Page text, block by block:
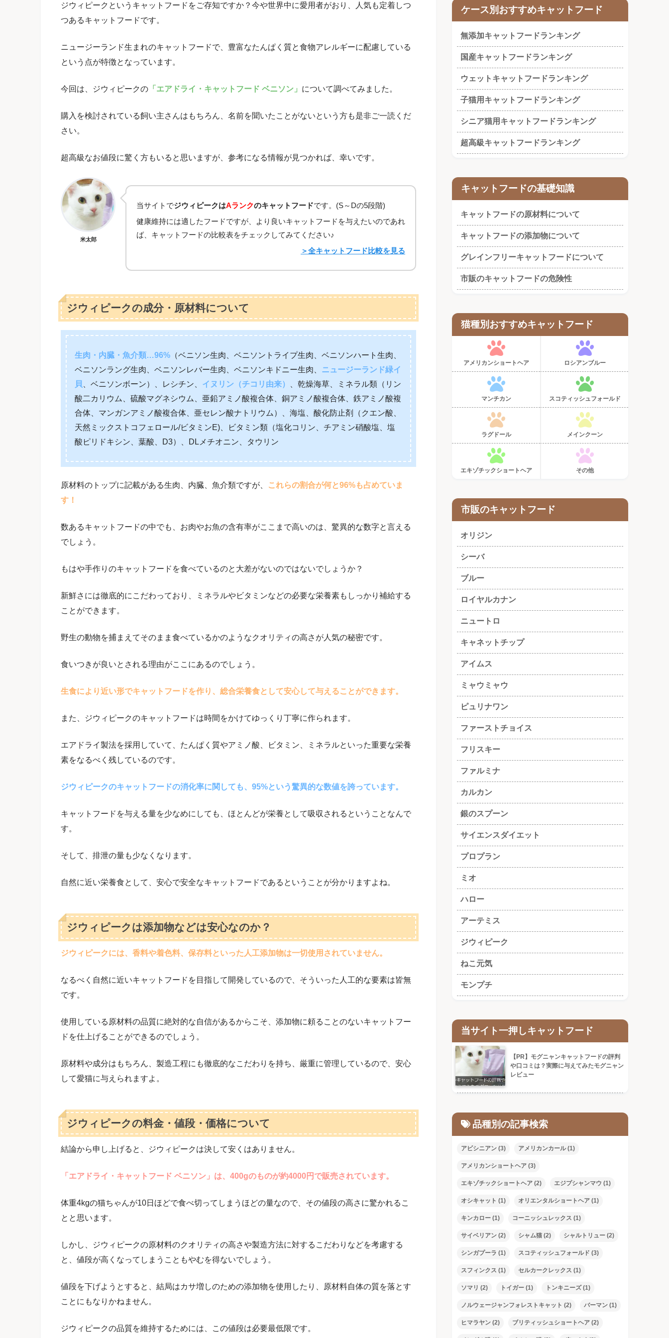
ジウィピークというキャットフードをご存知ですか？今や世界中に愛用者がおり、人気も定着しつ
つあるキャットフードです。
ニュージーランド生まれのキャットフードで、豊富なたんぱく質と食物アレルギーに配慮している
という点が特徴となっています。
今回は、ジウィピークの 「エアドライ・キャットフード ベニソン」 について調べてみました。
購入を検討されている飼い主さんはもちろん、名前を聞いたことがないという方も是非ご一読くだ
さい。
超高級なお値段に驚く方もいると思いますが、参考になる情報が見つかれば、幸いです。
米太郎
当サイトでジウィピークはAランクのキャットフードです。(S～Dの5段階)
健康維持には適したフードですが、より良いキャットフードを与えたいのであれ
ば、キャットフードの比較表をチェックしてみてください♪
＞全キャットフード比較を見る
ジウィピークの成分・原材料について
生肉・内臓・魚介類…96% （ベニソン生肉、ベニソントライプ生肉、ベニソンハート生肉、
ベニソンラング生肉、ベニソンレバー生肉、ベニソンキドニー生肉、 ニュージーランド緑イ
貝
、ベニソンボーン）、レシチン、 イヌリン（チコリ由来）
、乾燥海草、ミネラル類（リン
酸二カリウム、硫酸マグネシウム、亜鉛アミノ酸複合体、銅アミノ酸複合体、鉄アミノ酸複
合体、マンガンアミノ酸複合体、亜セレン酸ナトリウム）、海塩、酸化防止剤（クエン酸、
天然ミックストコフェロール/ビタミンE)、ビタミン類（塩化コリン、チアミン硝酸塩、塩
酸ピリドキシン、葉酸、D3）、DLメチオニン、タウリン
原材料のトップに記載がある生肉、内臓、魚介類ですが、
これらの割合が何と96%も占めていま
す！
数あるキャットフードの中でも、お肉やお魚の含有率がここまで高いのは、驚異的な数字と言える
でしょう。
もはや手作りのキャットフードを食べているのと大差がないのではないでしょうか？
新鮮さには徹底的にこだわっており、ミネラルやビタミンなどの必要な栄養素もしっかり補給する
ことができます。
野生の動物を捕まえてそのまま食べているかのようなクオリティの高さが人気の秘密です。
食いつきが良いとされる理由がここにあるのでしょう。
生食により近い形でキャットフードを作り、総合栄養食として安心して与えることができます。
また、ジウィピークのキャットフードは時間をかけてゆっくり丁寧に作られます。
エアドライ製法を採用していて、たんぱく質やアミノ酸、ビタミン、ミネラルといった重要な栄養
素をなるべく残しているのです。
ジウィピークのキャットフードの消化率に関しても、95%という驚異的な数値を誇っています。
キャットフードを与える量を少なめにしても、ほとんどが栄養として吸収されるということなんで
す。
そして、排泄の量も少なくなります。
自然に近い栄養食として、安心で安全なキャットフードであるということが分かりますよね。
ジウィピークは添加物などは安心なのか？
ジウィピークには、香料や着色料、保存料といった人工添加物は一切使用されていません。
なるべく自然に近いキャットフードを目指して開発しているので、そういった人工的な要素は皆無
です。
使用している原材料の品質に絶対的な自信があるからこそ、添加物に頼ることのないキャットフー
ドを仕上げることができるのでしょう。
原材料や成分はもちろん、製造工程にも徹底的なこだわりを持ち、厳重に管理しているので、安心
して愛猫に与えられますよ。
ジウィピークの料金・値段・価格について
結論から申し上げると、ジウィピークは決して安くはありません。
「エアドライ・キャットフード ベニソン」は、400gのものが約4000円で販売されています。
体重4kgの猫ちゃんが10日ほどで食べ切ってしまうほどの量なので、その値段の高さに驚かれるこ
とと思います。
しかし、ジウィピークの原材料のクオリティの高さや製造方法に対するこだわりなどを考慮する
と、値段が高くなってしまうこともやむを得ないでしょう。
値段を下げようとすると、結局はカサ増しのための添加物を使用したり、原材料自体の質を落とす
ことにもなりかねません。
ジウィピークの品質を維持するためには、この値段は必要最低限です。
ケース別おすすめキャットフード
無添加キャットフードランキング
国産キャットフードランキング
ウェットキャットフードランキング
子猫用キャットフードランキング
シニア猫用キャットフードランキング
超高級キャットフードランキング
キャットフードの基礎知識
キャットフードの原材料について
キャットフードの添加物について
グレインフリーキャットフードについて
市販のキャットフードの危険性
猫種別おすすめキャットフード
アメリカンショートヘア ロシアンブルー
マンチカン スコティッシュフォールド
ラグドール メインクーン
エキゾチックショートヘア その他
市販のキャットフード
オリジン
シーバ
ブルー
ロイヤルカナン
ニュートロ
キャネットチップ
アイムス
ミャウミャウ
ピュリナワン
ファーストチョイス
フリスキー
ファルミナ
カルカン
銀のスプーン
サイエンスダイエット
プロプラン
ミオ
ハロー
アーテミス
ジウィピーク
ねこ元気
モンプチ
当サイト一押しキャットフード
【PR】モグニャンキャットフードの評判
や口コミは？実際に与えてみたモグニャン
レビュー
品種別の記事検索
アビシニアン (3) アメリカンカール(1)
アメリカンショートヘア (3)
エキゾチックショートヘア (2) エジプシャンマウ (1)
オシキャット (1) オリエンタルショートヘア (1)
キンカロー (1) コーニッシュレックス (1)
サイベリアン (2) シャム猫 (2) シャルトリュー (2)
シンガプーラ (1) スコティッシュフォールド (3)
スフィンクス (1) セルカークレックス (1)
ソマリ (2) トイガー (1) トンキニーズ(1)
ノルウェージャンフォレストキャット (2) バーマン (1)
ヒマラヤン (2) ブリティッシュショートヘア (2)